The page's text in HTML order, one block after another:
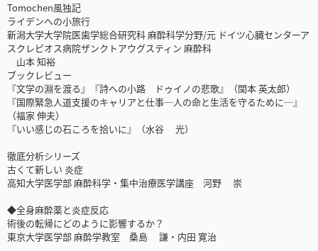
Tomochen風独記
ライデンへの小旅行
新潟大学大学院医歯学総合研究科 麻酔科学分野/元 ドイツ心臓センターア
スクレピオス病院ザンクトアウグスティン 麻酔科
山本 知裕
ブックレビュー
『文学の淵を渡る』『詩への小路 ドゥイノの悲歌』（関本 英太郎）
『国際緊急人道支援のキャリアと仕事─人の命と生活を守るために─』
（福家 伸夫）
『いい感じの石ころを拾いに』（水谷 光）
徹底分析シリーズ
古くて新しい 炎症
高知大学医学部 麻酔科学・集中治療医学講座 河野 崇
◆全身麻酔薬と炎症反応
術後の転帰にどのように影響するか？
東京大学医学部 麻酔学教室 桑島 謙・内田 寛治